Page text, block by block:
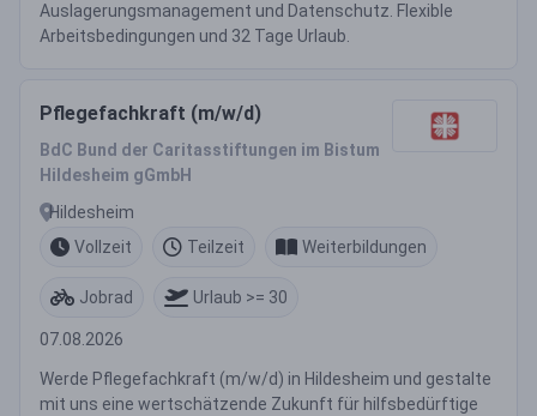
Auslagerungsmanagement und Datenschutz. Flexible
Arbeitsbedingungen und 32 Tage Urlaub.
Pflegefachkraft (m/w/d)
BdC Bund der Caritasstiftungen im Bistum
Hildesheim gGmbH
Hildesheim
Vollzeit
Teilzeit Weiterbildungen
Jobrad Urlaub >= 30
07.08.2026
Werde Pflegefachkraft (m/w/d) in Hildesheim und gestalte
mit uns eine wertschätzende Zukunft für hilfsbedürftige